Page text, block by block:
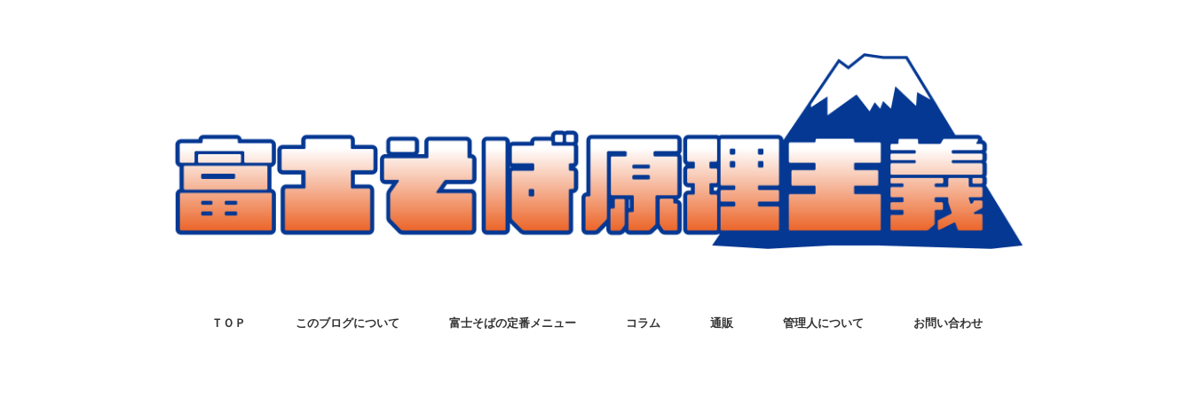
ＴＯＰ このブログについて 富士そばの定番メニュー コラム 通販 管理人について お問い合わせ